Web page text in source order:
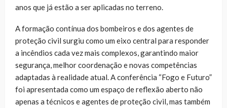
anos que já estão a ser aplicadas no terreno.
A formação contínua dos bombeiros e dos agentes de
proteção civil surgiu como um eixo central para responder
a incêndios cada vez mais complexos, garantindo maior
segurança, melhor coordenação e novas competências
adaptadas à realidade atual. A conferência “Fogo e Futuro”
foi apresentada como um espaço de reflexão aberto não
apenas a técnicos e agentes de proteção civil, mas também